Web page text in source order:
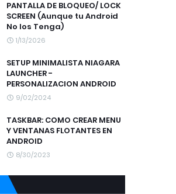
PANTALLA DE BLOQUEO/ LOCK
SCREEN (Aunque tu Android
No los Tenga)
1/13/2026
SETUP MINIMALISTA NIAGARA
LAUNCHER -
PERSONALIZACION ANDROID
9/02/2024
TASKBAR: COMO CREAR MENU
Y VENTANAS FLOTANTES EN
ANDROID
8/30/2023